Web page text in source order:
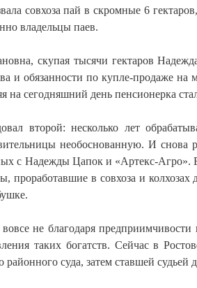
совхоза пай в скромные 6
владельцы паев.
скупая тысячи гектаров
и обязанности по купле-продаже
на сегодняшний день пенсионерка
второй: несколько лет
необоснованную. И снова
с Надежды Цапок и «Артекс-Агро».
проработавшие в совхоза и
вовсе не благодаря
таких богатств. Сейчас в
районного суда, затем ставшей